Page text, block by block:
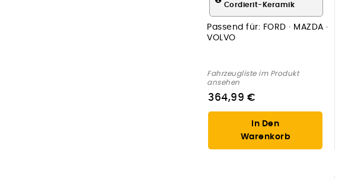
Cordierit-Keramik
Passend für: FORD · MAZDA ·
VOLVO
Fahrzeugliste im Produkt
ansehen
364,99 €
In Den
Warenkorb